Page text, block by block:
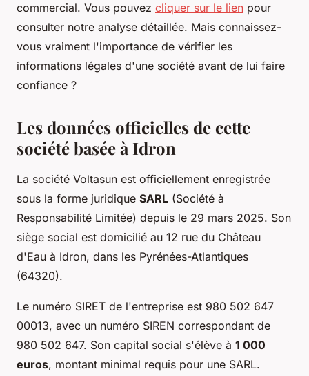
commercial. Vous pouvez cliquer sur le lien pour
consulter notre analyse détaillée. Mais connaissez-
vous vraiment l'importance de vérifier les
informations légales d'une société avant de lui faire
confiance ?
Les données officielles de cette
société basée à Idron
La société Voltasun est officiellement enregistrée
sous la forme juridique SARL (Société à
Responsabilité Limitée) depuis le 29 mars 2025. Son
siège social est domicilié au 12 rue du Château
d'Eau à Idron, dans les Pyrénées-Atlantiques
(64320).
Le numéro SIRET de l'entreprise est 980 502 647
00013, avec un numéro SIREN correspondant de
980 502 647. Son capital social s'élève à 1 000
euros, montant minimal requis pour une SARL.